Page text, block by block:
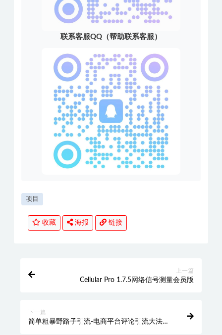
联系客服QQ（帮助联系客服）
项目
收藏 海报 链接
上一篇
Cellular Pro 1.7.5网络信号测量会员版
下一篇
简单粗暴野路子引流-电商平台评论引流大法，